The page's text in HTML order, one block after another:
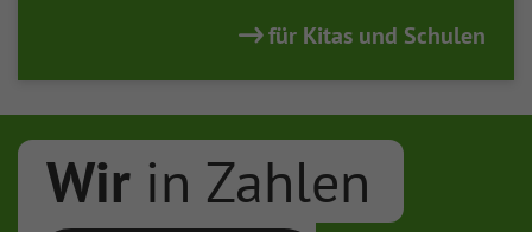
für Kitas und Schulen
Wir in Zahlen